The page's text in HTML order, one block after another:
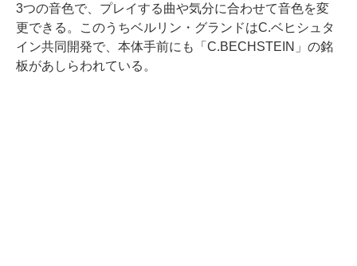
3つの音色で、プレイする曲や気分に合わせて音色を変
更できる。このうちベルリン・グランドはC.ベヒシュタ
イン共同開発で、本体手前にも「C.BECHSTEIN」の銘
板があしらわれている。